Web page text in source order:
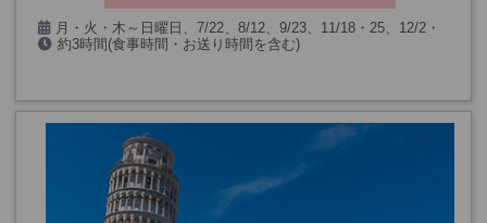
月・火・木～日曜日、7/22、8/12、9/23、11/18・25、12/2・
9・30、1/6・27、2/3・10・17、3/3・10・17・24
約3時間(食事時間・お送り時間を含む)